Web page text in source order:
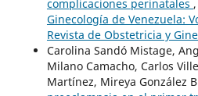
complicaciones perinatales ,
Ginecología de Venezuela:
Revista de Obstetricia y
Carolina Sandó Mistage,
Milano Camacho, Carlos
Martínez, Mireya González